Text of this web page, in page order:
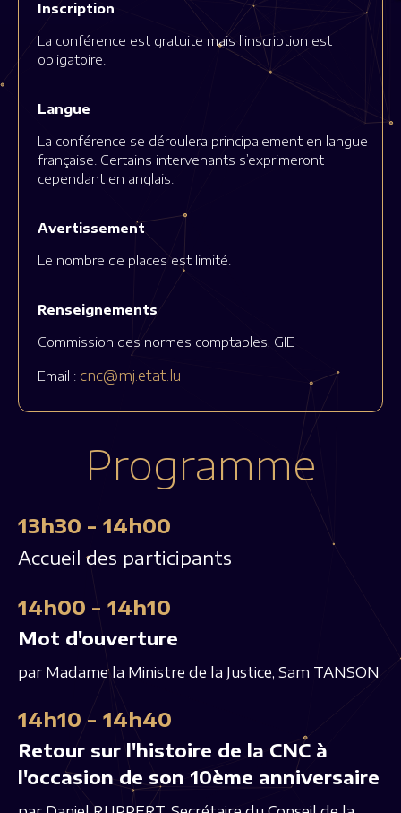
Inscription
La conférence est gratuite mais l’inscription est
obligatoire.
Langue
La conférence se déroulera principalement en langue
française. Certains intervenants s’exprimeront
cependant en anglais.
Avertissement
Le nombre de places est limité.
Renseignements
Commission des normes comptables, GIE
Email : cnc@mj.etat.lu
Programme
13h30 - 14h00
Accueil des participants
14h00 - 14h10
Mot d'ouverture
par Madame la Ministre de la Justice, Sam TANSON
14h10 - 14h40
Retour sur l'histoire de la CNC à
l'occasion de son 10ème anniversaire